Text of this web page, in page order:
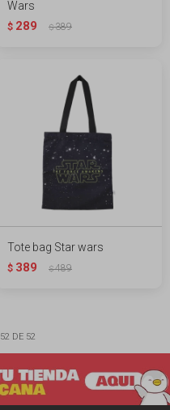
Wars
$ 289 $389
Tote bag Star wars
$ 389 $489
52 DE 52